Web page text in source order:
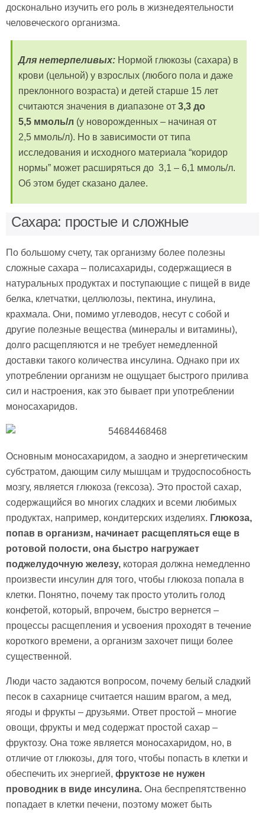
досконально изучить его роль в жизнедеятельности
человеческого организма.
Для нетерпеливых: Нормой глюкозы (сахара) в
крови (цельной) у взрослых (любого пола и даже
преклонного возраста) и детей старше 15 лет
считаются значения в диапазоне от 3,3 до
5,5 ммоль/л (у новорожденных – начиная от
2,5 ммоль/л). Но в зависимости от типа
исследования и исходного материала “коридор
нормы” может расширяться до 3,1 – 6,1 ммоль/л.
Об этом будет сказано далее.
Сахара: простые и сложные
По большому счету, так организму более полезны
сложные сахара – полисахариды, содержащиеся в
натуральных продуктах и поступающие с пищей в виде
белка, клетчатки, целлюлозы, пектина, инулина,
крахмала. Они, помимо углеводов, несут с собой и
другие полезные вещества (минералы и витамины),
долго расщепляются и не требует немедленной
доставки такого количества инсулина. Однако при их
употреблении организм не ощущает быстрого прилива
сил и настроения, как это бывает при употреблении
моносахаридов.
Основным моносахаридом, а заодно и энергетическим
субстратом, дающим силу мышцам и трудоспособность
мозгу, является глюкоза (гексоза). Это простой сахар,
содержащийся во многих сладких и всеми любимых
продуктах, например, кондитерских изделиях. Глюкоза,
попав в организм, начинает расщепляться еще в
ротовой полости, она быстро нагружает
поджелудочную железу, которая должна немедленно
произвести инсулин для того, чтобы глюкоза попала в
клетки. Понятно, почему так просто утолить голод
конфетой, который, впрочем, быстро вернется –
процессы расщепления и усвоения проходят в течение
короткого времени, а организм захочет пищи более
существенной.
Люди часто задаются вопросом, почему белый сладкий
песок в сахарнице считается нашим врагом, а мед,
ягоды и фрукты – друзьями. Ответ простой – многие
овощи, фрукты и мед содержат простой сахар –
фруктозу. Она тоже является моносахаридом, но, в
отличие от глюкозы, для того, чтобы попасть в клетки и
обеспечить их энергией, фруктозе не нужен
проводник в виде инсулина. Она беспрепятственно
попадает в клетки печени, поэтому может быть